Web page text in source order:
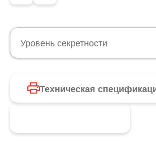
Уровень секретности
Техническая